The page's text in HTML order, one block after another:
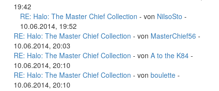
19:42
RE: Halo: The Master Chief Collection - von NilsoSto -
10.06.2014, 19:52
RE: Halo: The Master Chief Collection - von MasterChief56 -
10.06.2014, 20:03
RE: Halo: The Master Chief Collection - von A to the K84 -
10.06.2014, 20:10
RE: Halo: The Master Chief Collection - von boulette -
10.06.2014, 20:10